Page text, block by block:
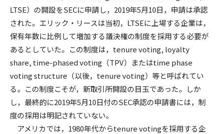
LTSE）の開設をSECに申請し，2019年5月10日，申請は承認
された。エリック・リースは当初，LTSEに上場する企業は，
保有年数に比例して増加する議決権の制度を採用する必要が
あるとしていた。この制度は，tenure voting, loyalty
share, time-phased voting（TPV）またはtime phase
voting structure（以後，tenure voting）等と呼ばれてい
る。この制度こそが，新取引所開設の目玉であった。しか
し，最終的に2019年5月10日付のSEC承認の申請書には，制
度の採用は明記されていない。
アメリカでは，1980年代からtenure votingを採用する企